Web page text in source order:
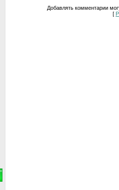
Добавлять комментарии
[